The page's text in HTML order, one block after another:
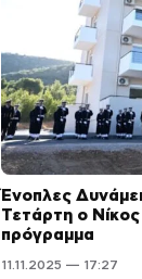
Ένοπλες
Τετάρτη ο
πρόγραμμα
11.11.2025 — 17:27